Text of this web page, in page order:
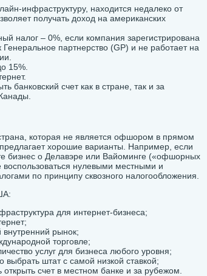
инфраструктуру, находится недалеко от
получать доход на американских
налог – 0%, если компания зарегистрирована
Генеральное партнерство (GP) и не работает на
15%.
банковский счет как в стране, так и за
которая не является офшором в прямом
хорошие варианты. Например, если
бизнес о Делавэре или Вайоминге («офшорных
воспользоваться нулевыми местными и
по принципу сквозного налогообложения.
для интернет-бизнеса;
рынок;
торговле;
услуг для бизнеса любого уровня;
штат с самой низкой ставкой;
открыть счет в местном банке и за рубежом.